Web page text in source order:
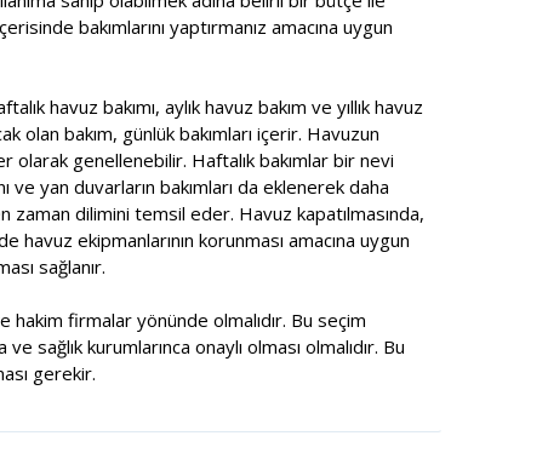
bakımlarını yaptırmanız amacına uygun
havuz bakımı, aylık havuz bakım ve yıllık havuz
olan bakım, günlük bakımları içerir. Havuzun
olarak genellenebilir. Haftalık bakımlar bir nevi
ve yan duvarların bakımları da eklenerek daha
zaman dilimini temsil eder. Havuz kapatılmasında,
ekipmanlarının korunması amacına uygun
sağlanır.
hakim firmalar yönünde olmalıdır. Bu seçim
sağlık kurumlarınca onaylı olması olmalıdır. Bu
gerekir.